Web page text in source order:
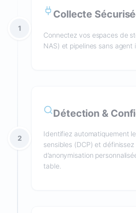
1
Collecte
Connectez vos espaces de
NAS) et pipelines sans agent
2
Détection &
Identifiez automatiquement
sensibles (DCP) et
d’anonymisation
table.